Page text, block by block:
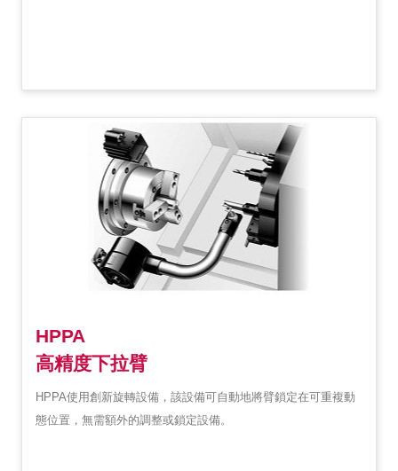
HPPA
高精度下拉臂
HPPA使用創新旋轉設備，該設備可自動地將臂鎖定在可重複動
態位置，無需額外的調整或鎖定設備。